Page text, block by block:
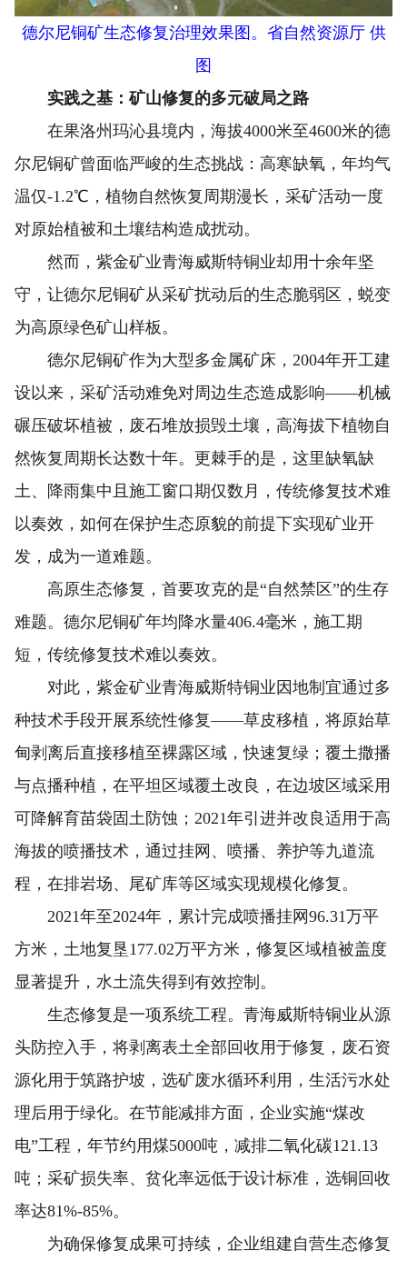
德尔尼铜矿生态修复治理效果图。省自然资源厅 供
图
实践之基：矿山修复的多元破局之路
在果洛州玛沁县境内，海拔4000米至4600米的德
尔尼铜矿曾面临严峻的生态挑战：高寒缺氧，年均气
温仅-1.2℃，植物自然恢复周期漫长，采矿活动一度
对原始植被和土壤结构造成扰动。
然而，紫金矿业青海威斯特铜业却用十余年坚
守，让德尔尼铜矿从采矿扰动后的生态脆弱区，蜕变
为高原绿色矿山样板。
德尔尼铜矿作为大型多金属矿床，2004年开工建
设以来，采矿活动难免对周边生态造成影响——机械
碾压破坏植被，废石堆放损毁土壤，高海拔下植物自
然恢复周期长达数十年。更棘手的是，这里缺氧缺
土、降雨集中且施工窗口期仅数月，传统修复技术难
以奏效，如何在保护生态原貌的前提下实现矿业开
发，成为一道难题。
高原生态修复，首要攻克的是“自然禁区”的生存
难题。德尔尼铜矿年均降水量406.4毫米，施工期
短，传统修复技术难以奏效。
对此，紫金矿业青海威斯特铜业因地制宜通过多
种技术手段开展系统性修复——草皮移植，将原始草
甸剥离后直接移植至裸露区域，快速复绿；覆土撒播
与点播种植，在平坦区域覆土改良，在边坡区域采用
可降解育苗袋固土防蚀；2021年引进并改良适用于高
海拔的喷播技术，通过挂网、喷播、养护等九道流
程，在排岩场、尾矿库等区域实现规模化修复。
2021年至2024年，累计完成喷播挂网96.31万平
方米，土地复垦177.02万平方米，修复区域植被盖度
显著提升，水土流失得到有效控制。
生态修复是一项系统工程。青海威斯特铜业从源
头防控入手，将剥离表土全部回收用于修复，废石资
源化用于筑路护坡，选矿废水循环利用，生活污水处
理后用于绿化。在节能减排方面，企业实施“煤改
电”工程，年节约用煤5000吨，减排二氧化碳121.13
吨；采矿损失率、贫化率远低于设计标准，选铜回收
率达81%-85%。
为确保修复成果可持续，企业组建自营生态修复